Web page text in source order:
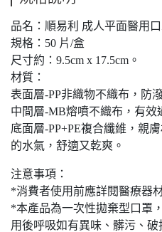
品名：順易利 成人平面醫用
規格：50 片/盒
尺寸約：9.5cm x 17.5cm。
材質：
表面層-PP非織物不織布，防
中間層-MB熔噴不織布，有效
底面層-PP+PE複合纖維，親
的水氣，舒適又乾爽。
注意事項：
*消費者使用前應詳閱醫療器
*本產品為一次性拋棄型口罩
用後呼吸如有異味、髒污、破